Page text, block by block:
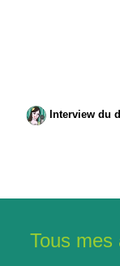
Interview du
Tous mes